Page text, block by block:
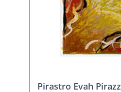
Pirastro Evah